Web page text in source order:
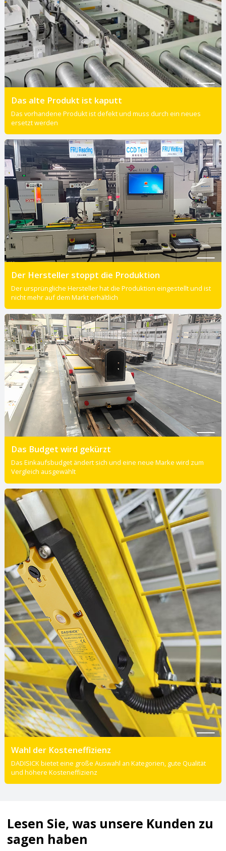
Das alte Produkt ist kaputt
Das vorhandene Produkt ist defekt und muss durch ein neues
ersetzt werden
Der Hersteller stoppt die Produktion
Der ursprüngliche Hersteller hat die Produktion eingestellt und ist
nicht mehr auf dem Markt erhältlich
Das Budget wird gekürzt
Das Einkaufsbudget ändert sich und eine neue Marke wird zum
Vergleich ausgewählt
Wahl der Kosteneffizienz
DADISICK bietet eine große Auswahl an Kategorien, gute Qualität
und höhere Kosteneffizienz
Lesen Sie, was unsere Kunden zu
sagen haben